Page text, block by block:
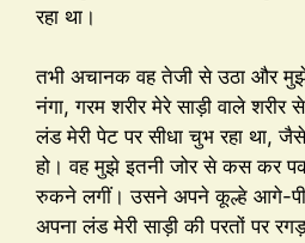
रहा था।
तभी अचानक वह तेजी से उठा और
नंगा, गरम शरीर मेरे साड़ी वाले
लंड मेरी पेट पर सीधा चुभ रहा था,
हो। वह मुझे इतनी जोर से कस कर
रुकने लगीं। उसने अपने कूल्हे आगे-
अपना लंड मेरी साड़ी की परतों पर